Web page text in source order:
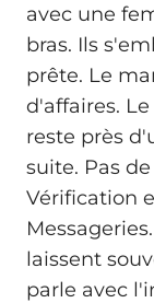
avec une
bras. Ils
prête. Le
d'affaires.
reste près
suite. Pas
Vérification
laissent
parle avec